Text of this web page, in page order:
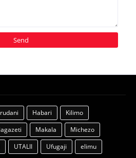
Habari
Kilimo
Makala
Michezo
UTALII Ufugaji
elimu